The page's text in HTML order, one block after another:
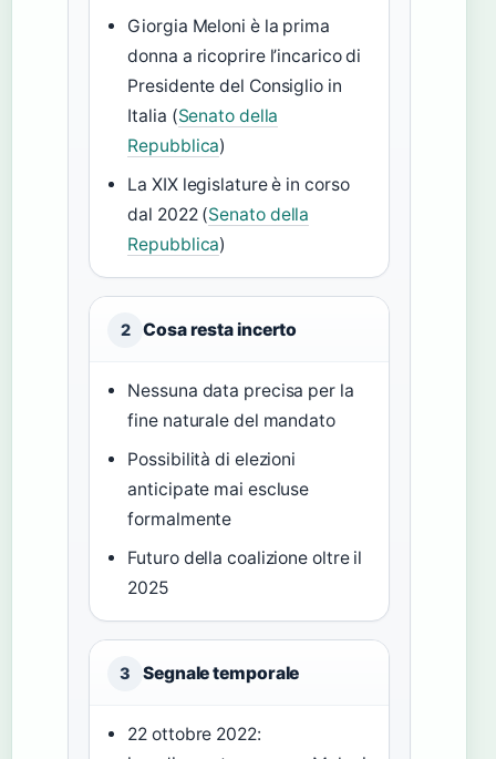
Giorgia Meloni è la prima
donna a ricoprire l’incarico di
Presidente del Consiglio in
Italia (Senato della
Repubblica)
La XIX legislature è in corso
dal 2022 (Senato della
Repubblica)
2 Cosa resta incerto
Nessuna data precisa per la
fine naturale del mandato
Possibilità di elezioni
anticipate mai escluse
formalmente
Futuro della coalizione oltre il
2025
3 Segnale temporale
22 ottobre 2022: